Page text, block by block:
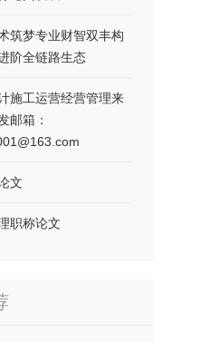
筑梦专业财智双丰构
阶全链路生态
施工运营经营管理来
邮箱：
文
职称论文